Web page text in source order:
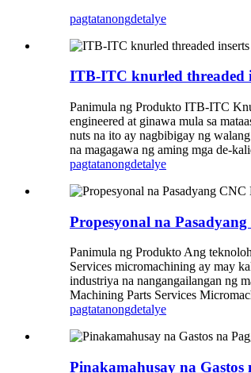
pagtatanongdetalye
ITB-ITC knurled threaded
Panimula ng Produkto ITB-ITC
engineered at ginawa mula sa
nuts na ito ay nagbibigay ng
na magagawa ng aming mga de-
pagtatanongdetalye
Propesyonal na
Panimula ng Produkto Ang
Services micromachining ay may
industriya na nangangailangan ng
Machining Parts Services
pagtatanongdetalye
Pinakamahusay na